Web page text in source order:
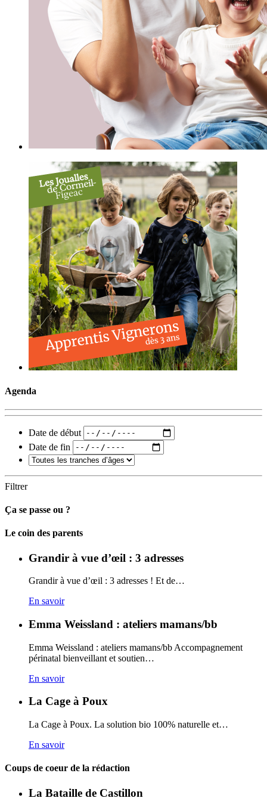
Agenda
Date de début
Date de fin
Filtrer
Ça se passe ou ?
Carto
Le coin des parents
Grandir à vue d’œil : 3 adresses
Grandir à vue d’œil : 3 adresses ! Et de…
En savoir
Emma Weissland : ateliers mamans/bb
Emma Weissland : ateliers mamans/bb Accompagnement
périnatal bienveillant et soutien…
En savoir
La Cage à Poux
La Cage à Poux. La solution bio 100% naturelle et…
En savoir
Coups de coeur de la rédaction
La Bataille de Castillon